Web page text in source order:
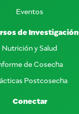
Eventos
de Investigación
Nutrición y Salud
de Cosecha
Postcosecha
Conectar